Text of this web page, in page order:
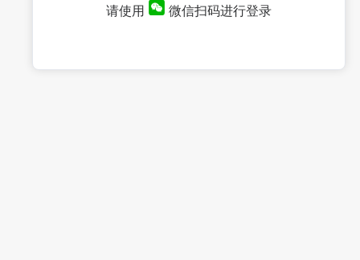
请使用 微信扫码进行登录